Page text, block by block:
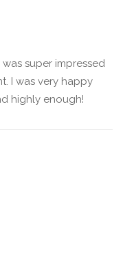
super impressed
I was very happy
highly enough!